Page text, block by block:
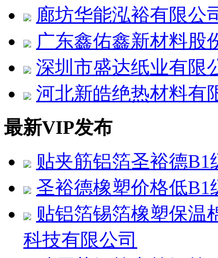
廊坊华能泓裕有限公
广东鑫佑鑫新材料股
深圳市盛达纸业有限
河北新皓绝热材料有
最新VIP发布
贴夹筋铝箔圣裕德B1
圣裕德橡塑价格低
贴铝箔锡箔橡塑保温
科技有限公司